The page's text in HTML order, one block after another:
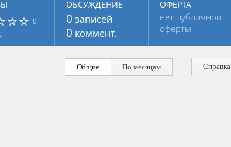
0
ОБСУЖДЕНИЕ
0 записей
0 коммент.
ОФЕРТА
нет публичной
оферты
Справка
Общие По месяцам